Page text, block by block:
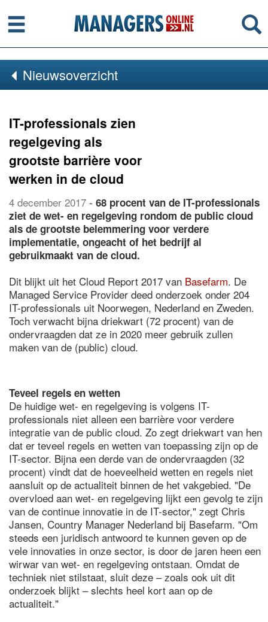
Menu
Nieuwsoverzicht
IT-professionals zien
regelgeving als
grootste barrière voor
werken in de cloud
4 december 2017 - 68 procent van de IT-professionals
ziet de wet- en regelgeving rondom de public cloud
als de grootste belemmering voor verdere
implementatie, ongeacht of het bedrijf al
gebruikmaakt van de cloud.
Dit blijkt uit het Cloud Report 2017 van Basefarm. De
Managed Service Provider deed onderzoek onder 204
IT-professionals uit Noorwegen, Nederland en Zweden.
Toch verwacht bijna driekwart (72 procent) van de
ondervraagden dat ze in 2020 meer gebruik zullen
maken van de (public) cloud.
Teveel regels en wetten
De huidige wet- en regelgeving is volgens IT-
professionals niet alleen een barrière voor verdere
integratie van de public cloud. Zo zegt driekwart van hen
dat er teveel regels en wetten van toepassing zijn op de
IT-sector. Bijna een derde van de ondervraagden (32
procent) vindt dat de hoeveelheid wetten en regels niet
aansluit op de actualiteit binnen de het vakgebied. "De
overvloed aan wet- en regelgeving lijkt een gevolg te zijn
van de continue innovatie in de IT-sector," zegt Chris
Jansen, Country Manager Nederland bij Basefarm. "Om
steeds een juridisch antwoord te kunnen geven op de
vele innovaties in onze sector, is door de jaren heen een
wirwar van wet- en regelgeving ontstaan. Omdat de
techniek niet stilstaat, sluit deze – zoals ook uit dit
onderzoek blijkt – slechts heel kort aan op de
actualiteit."